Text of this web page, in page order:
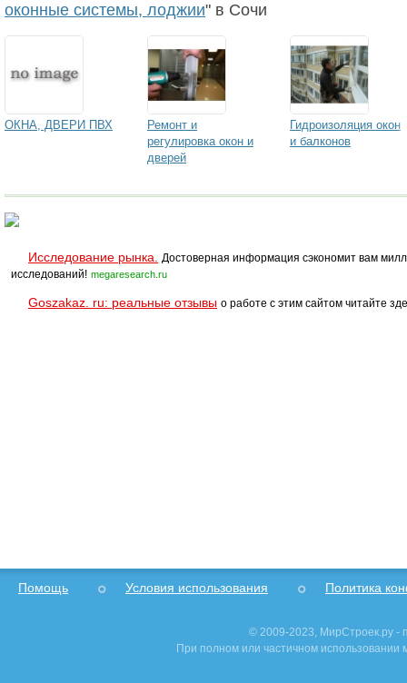
оконные системы, лоджии" в Сочи
ОКНА, ДВЕРИ ПВХ
Ремонт и
регулировка окон и
дверей
Гидроизоляция окон
и балконов
Исследование рынка.
Достоверная информация сэкономит вам
исследований! megaresearch.ru
Goszakaz. ru: реальные отзывы о работе с этим сайтом читайте
Помощь Условия использования Политика
© 2009-2023, МирСтроек.ру -
При полном или частичном использовании